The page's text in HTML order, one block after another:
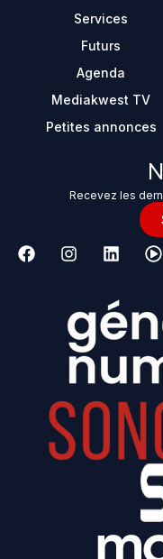
Services
Futurs
Agenda
Mediakwest TV
Petites annonces
Recevez les